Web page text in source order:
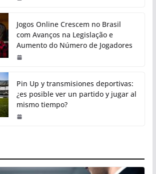
Jogos Online Crescem no Brasil
com Avanços na Legislação e
Aumento do Número de Jogadores
Pin Up y transmisiones deportivas:
¿es posible ver un partido y jugar al
mismo tiempo?